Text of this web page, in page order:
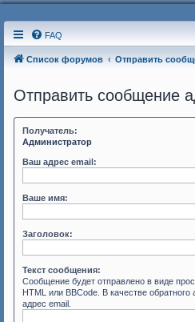
FAQ
Список форумов Отправить
Отправить сообщение
Получатель:
Администратор
Ваш адрес email:
Ваше имя:
Заголовок:
Текст сообщения:
Сообщение будет отправлено в виде
HTML или BBCode. В качестве
адрес email.